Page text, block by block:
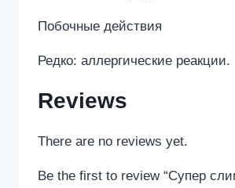
Побочные действия
Редко: аллергические реакции.
Reviews
There are no reviews yet.
Be the first to review “Супер